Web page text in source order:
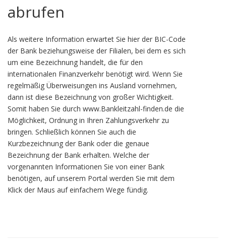
abrufen
Als weitere Information erwartet Sie hier der BIC-Code
der Bank beziehungsweise der Filialen, bei dem es sich
um eine Bezeichnung handelt, die für den
internationalen Finanzverkehr benötigt wird. Wenn Sie
regelmäßig Überweisungen ins Ausland vornehmen,
dann ist diese Bezeichnung von großer Wichtigkeit.
Somit haben Sie durch www.Bankleitzahl-finden.de die
Möglichkeit, Ordnung in Ihren Zahlungsverkehr zu
bringen. Schließlich können Sie auch die
Kurzbezeichnung der Bank oder die genaue
Bezeichnung der Bank erhalten. Welche der
vorgenannten Informationen Sie von einer Bank
benötigen, auf unserem Portal werden Sie mit dem
Klick der Maus auf einfachem Wege fündig.